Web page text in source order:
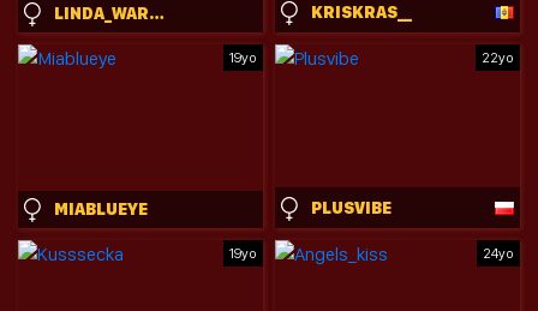
LINDA_WARNERS KRISKRAS__
19yo
MIABLUEYE
22yo
PLUSVIBE
19yo 24yo